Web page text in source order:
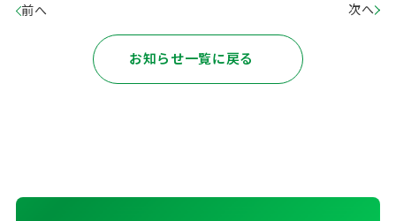
前へ
お知らせ一覧に戻る
次へ